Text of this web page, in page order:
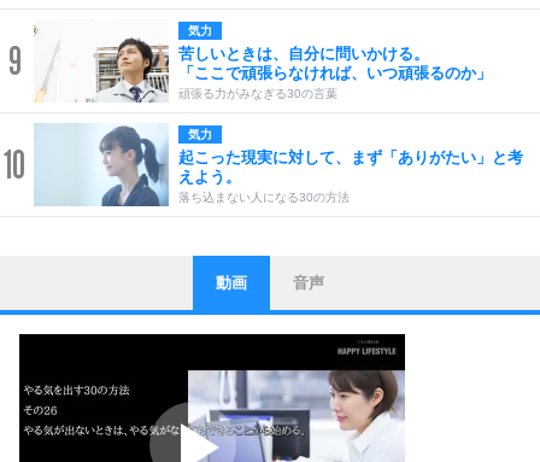
9
気力
苦しいときは、自分に問いかける。
「ここで頑張らなければ、いつ頑張るのか」
頑張る力がみなぎる30の言葉
10
気力
起こった現実に対して、まず「ありがたい」と考
えよう。
落ち込まない人になる30の方法
1
ストレス対策
他人と比べない。
いっそのこと、他人を見ない。
いらいらしない人になる30の方法
プラス思考
ポジティブになれない原因は、行動しないから。
ポジティブ思考になる30の方法
動画 音声